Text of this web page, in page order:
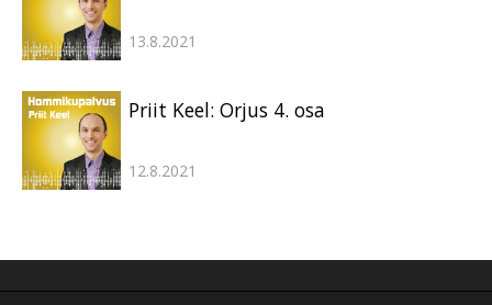
13.8.2021
Priit Keel: Orjus 4. osa
12.8.2021